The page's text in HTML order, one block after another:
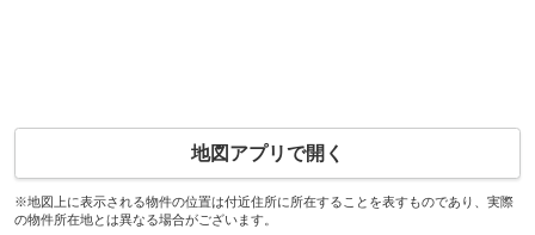
地図アプリで開く
※地図上に表示される物件の位置は付近住所に所在することを表すものであり、実際
の物件所在地とは異なる場合がございます。